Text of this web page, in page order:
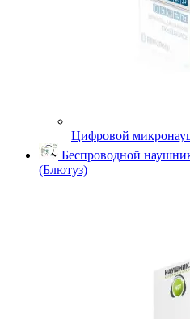
Цифровой
Беспроводной
(Блютуз)